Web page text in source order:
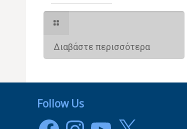
Διαβάστε περισσότερα
Follow Us
FacebookInstagramYouTube
X